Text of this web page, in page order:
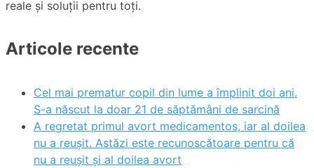
reale și soluții pentru toți.
Articole recente
Cel mai prematur copil din lume a împlinit doi ani.
S-a născut la doar 21 de săptămâni de sarcină
A regretat primul avort medicamentos, iar al doilea
nu a reușit. Astăzi este recunoscătoare pentru că
nu a reușit și al doilea avort